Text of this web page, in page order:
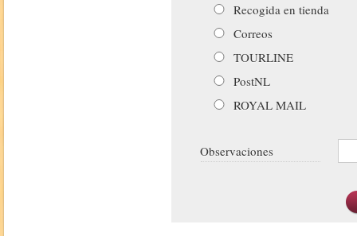
Recogida en tienda
Correos
TOURLINE
PostNL
ROYAL MAIL
Observaciones